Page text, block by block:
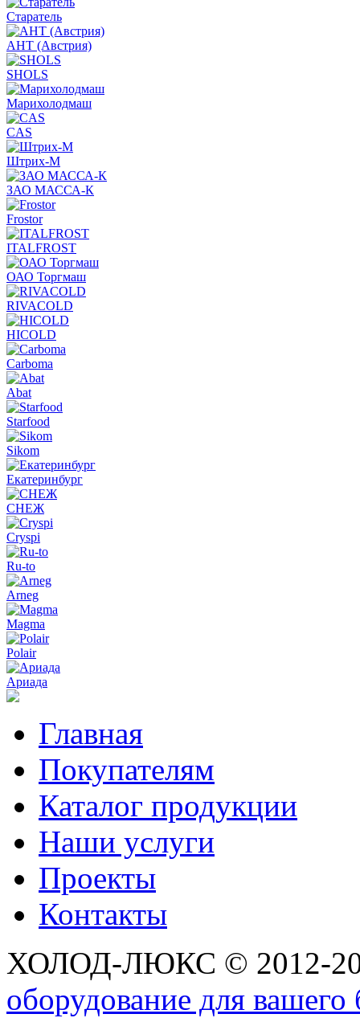
Старатель
АНТ (Австрия)
SHOLS
Марихолодмаш
CAS
Штрих-М
ЗАО МАССА-К
Frostor
ITALFROST
ОАО Торгмаш
RIVACOLD
HICOLD
Carboma
Abat
Starfood
Sikom
Екатеринбург
СНЕЖ
Cryspi
Ru-to
Arneg
Magma
Polair
Ариада
Главная
Покупателям
Каталог продукции
Наши услуги
Проекты
Контакты
ХОЛОД-ЛЮКС © 2012-
оборудование для вашего